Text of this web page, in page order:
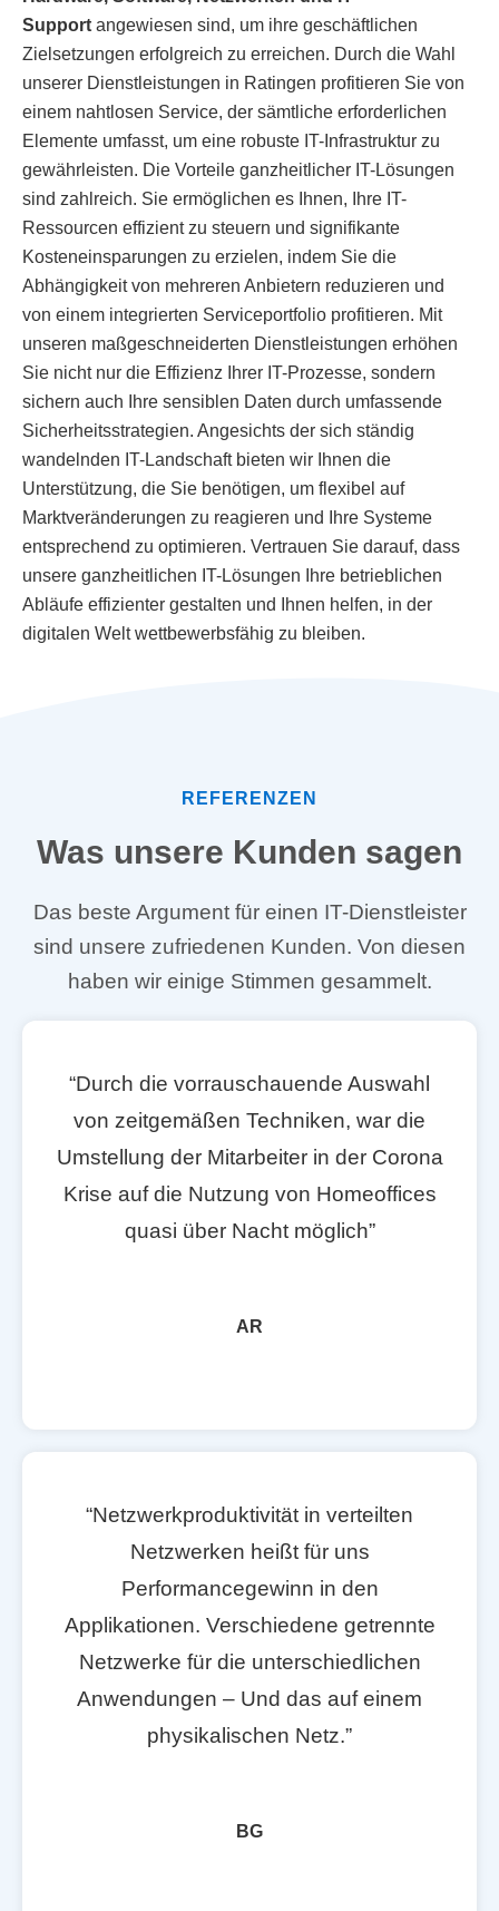
Support angewiesen sind, um ihre geschäftlichen
Zielsetzungen erfolgreich zu erreichen. Durch die Wahl
unserer Dienstleistungen in Ratingen profitieren Sie von
einem nahtlosen Service, der sämtliche erforderlichen
Elemente umfasst, um eine robuste IT-Infrastruktur zu
gewährleisten. Die Vorteile ganzheitlicher IT-Lösungen
sind zahlreich. Sie ermöglichen es Ihnen, Ihre IT-
Ressourcen effizient zu steuern und signifikante
Kosteneinsparungen zu erzielen, indem Sie die
Abhängigkeit von mehreren Anbietern reduzieren und
von einem integrierten Serviceportfolio profitieren. Mit
unseren maßgeschneiderten Dienstleistungen erhöhen
Sie nicht nur die Effizienz Ihrer IT-Prozesse, sondern
sichern auch Ihre sensiblen Daten durch umfassende
Sicherheitsstrategien. Angesichts der sich ständig
wandelnden IT-Landschaft bieten wir Ihnen die
Unterstützung, die Sie benötigen, um flexibel auf
Marktveränderungen zu reagieren und Ihre Systeme
entsprechend zu optimieren. Vertrauen Sie darauf, dass
unsere ganzheitlichen IT-Lösungen Ihre betrieblichen
Abläufe effizienter gestalten und Ihnen helfen, in der
digitalen Welt wettbewerbsfähig zu bleiben.
REFERENZEN
Was unsere Kunden sagen
Das beste Argument für einen IT-Dienstleister
sind unsere zufriedenen Kunden. Von diesen
haben wir einige Stimmen gesammelt.
“Durch die vorrauschauende Auswahl
von zeitgemäßen Techniken, war die
Umstellung der Mitarbeiter in der Corona
Krise auf die Nutzung von Homeoffices
quasi über Nacht möglich”
AR
“Netzwerkproduktivität in verteilten
Netzwerken heißt für uns
Performancegewinn in den
Applikationen. Verschiedene getrennte
Netzwerke für die unterschiedlichen
Anwendungen – Und das auf einem
physikalischen Netz.”
BG